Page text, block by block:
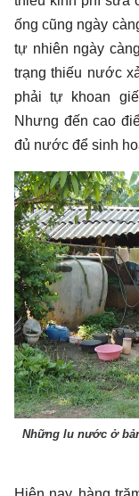
ống cũng ngày
tự nhiên ngày
trạng thiếu nước
phải tự khoan
Nhưng đến cao
đủ nước để sinh
Những lu nước ở